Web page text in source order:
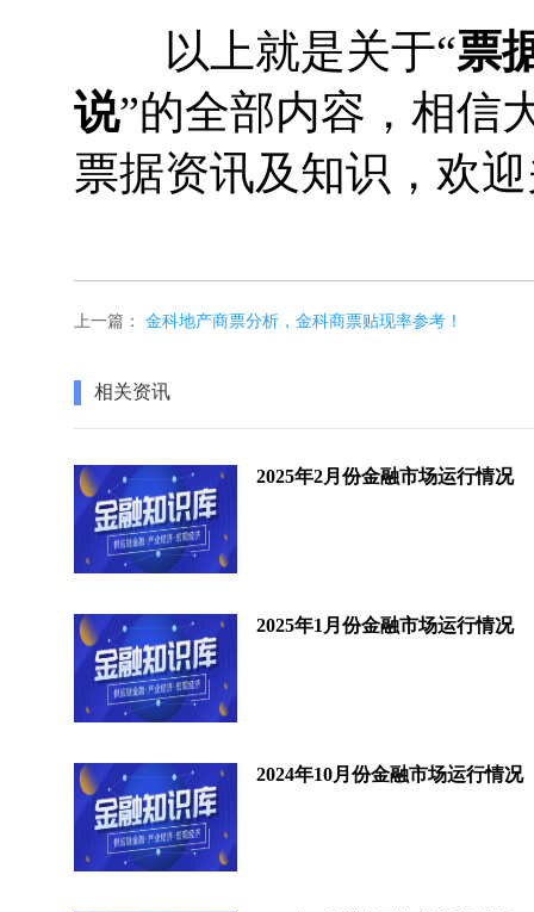
以上就是关于“票
说”的全部内容，相信
票据资讯及知识，欢
上一篇： 金科地产商票分析，金科商票贴现率参考！
相关资讯
2025年2月份金融市场运行情况
2025年1月份金融市场运行情况
2024年10月份金融市场运行情况